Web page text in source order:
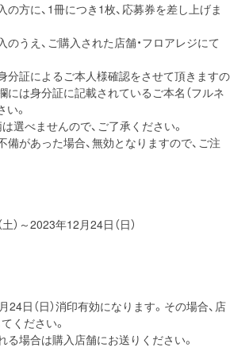
方に、1冊につき1枚、応募券を差し上げま
うえ、ご購入された店舗・フロアレジにて
分証によるご本人様確認をさせて頂きますの
には身分証に記載されているご本名（フルネ
。
選べませんので、ご了承ください。
備があった場合、無効となりますので、ご注
）～2023年12月24日（日）
日（日）消印有効になります。その場合、店
ください。
る場合は購入店舗にお送りください。